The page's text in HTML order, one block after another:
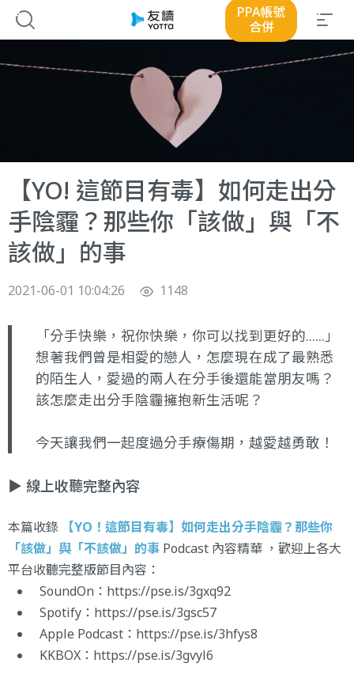
PPA帳號
合併
【YO! 這節目有毒】如何走出分
手陰霾？那些你「該做」與「不
該做」的事
2021-06-01 10:04:26 1148
「分手快樂，祝你快樂，你可以找到更好的......」
想著我們曾是相愛的戀人，怎麼現在成了最熟悉
的陌生人，愛過的兩人在分手後還能當朋友嗎？
該怎麼走出分手陰霾擁抱新生活呢？
今天讓我們一起度過分手療傷期，越愛越勇敢！
▶️ 線上收聽完整內容
本篇收錄
【YO！這節目有毒】如何走出分手陰霾？那些你
「該做」與「不該做」的事 Podcast 內容精華 ，歡迎上各大
平台收聽完整版節目內容：
SoundOn： https://pse.is/3gxq92
Spotify： https://pse.is/3gsc57
Apple Podcast： https://pse.is/3hfys8
KKBOX： https://pse.is/3gvyl6